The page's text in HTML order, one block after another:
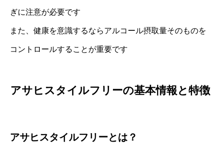
ぎに注意が必要です
また、健康を意識するならアルコール摂取量そのものを
コントロールすることが重要です
アサヒスタイルフリーの基本情報と特徴
アサヒスタイルフリーとは？